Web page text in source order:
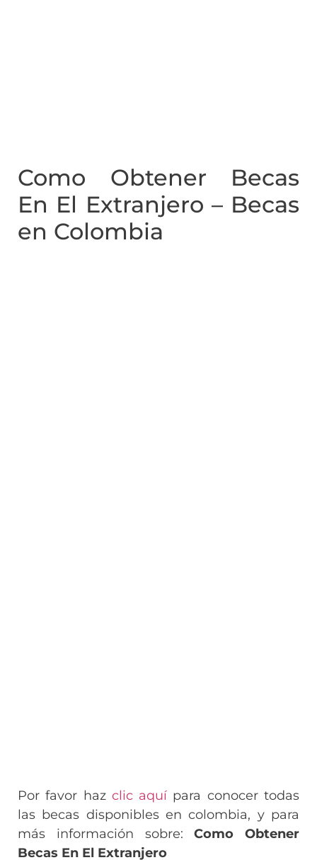
Como Obtener Becas
En El Extranjero – Becas
en Colombia
Por favor haz clic aquí para conocer todas
las becas disponibles en colombia, y para
más información sobre:Como Obtener
Becas En El Extranjero